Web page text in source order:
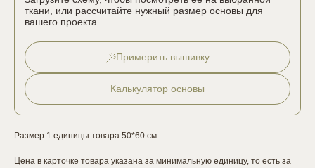
ткани, или рассчитайте нужный размер основы для
вашего проекта.
Примерить вышивку
Калькулятор основы
Размер 1 единицы товара 50*60 см.
Цена в карточке товара указана за минимальную единицу, то есть за